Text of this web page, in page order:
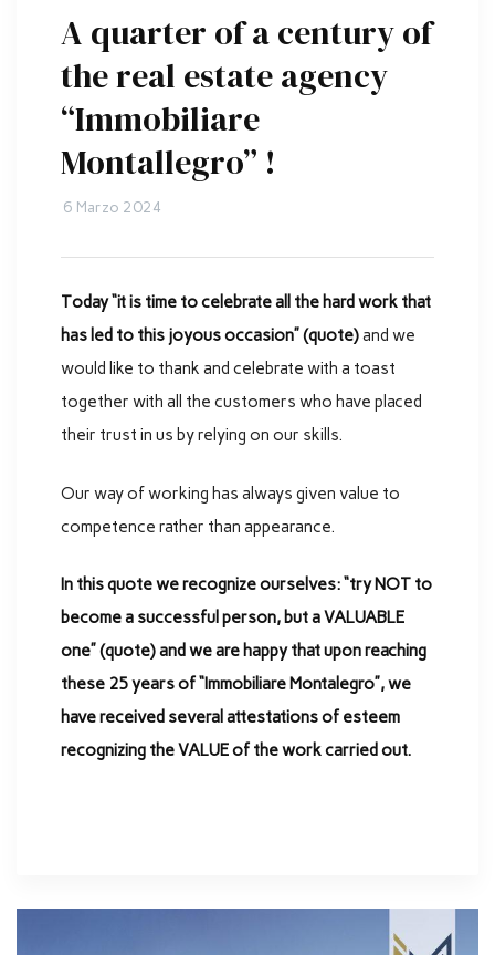
A quarter of a century of
the real estate agency
“Immobiliare
Montallegro” !
6 Marzo 2024
Today “it is time to celebrate all the hard work that
has led to this joyous occasion” (quote)and we
would like to thank and celebrate with a toast
together with all the customers who have placed
their trust in us by relying on our skills.
Our way of working has always given value to
competence rather than appearance.
In this quote we recognize ourselves: “try NOT to
become a successful person, but a VALUABLE
one” (quote) and we are happy that upon reaching
these 25 years of “Immobiliare Montalegro”, we
have received several attestations of esteem
recognizing the VALUE of the work carried out.